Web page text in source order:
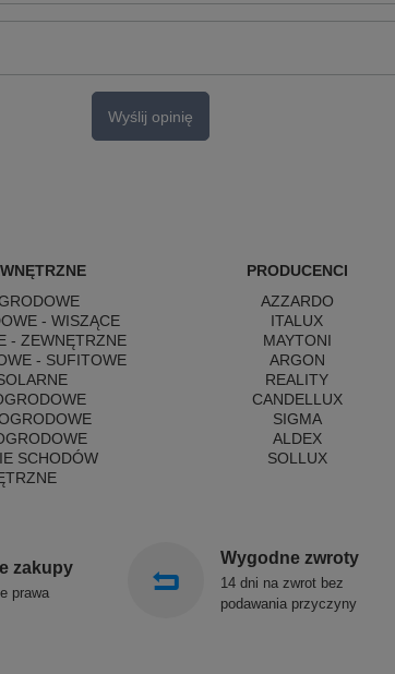
Wyślij opinię
- WISZĄCE
- ZEWNĘTRZNE
- SUFITOWE
SCHODÓW
PRODUCENCI
AZZARDO
ITALUX
MAYTONI
ARGON
REALITY
CANDELLUX
SIGMA
ALDEX
SOLLUX
zakupy
prawa
Wygodne zwroty
14 dni na zwrot bez
podawania przyczyny